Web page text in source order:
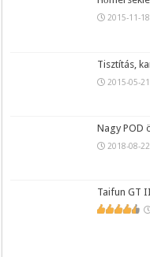
2015-11-18
Tisztítás,
2015-05-21
Nagy POD
2018-08-22
Taifun GT II